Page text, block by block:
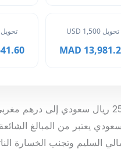
تحويل 1,500 USD
13,981.20
تحويل 2,000 USD
MAD
ريال سعودي يعتبر من المبالغ
السليم وتجنب الخسارة